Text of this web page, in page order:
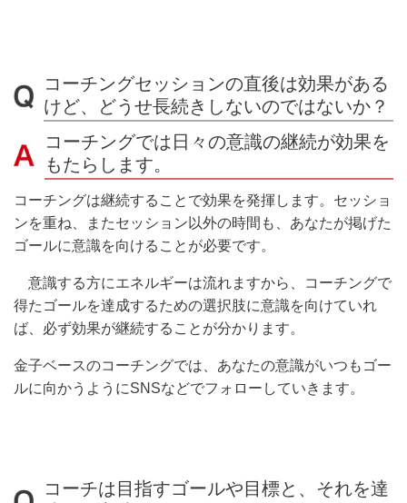
コーチングセッションの直後は効果がある
けど、どうせ長続きしないのではないか？
コーチングでは日々の意識の継続が効果を
もたらします。
コーチングは継続することで効果を発揮します。セッショ
ンを重ね、またセッション以外の時間も、あなたが掲げた
ゴールに意識を向けることが必要です。
意識する方にエネルギーは流れますから、コーチングで
得たゴールを達成するための選択肢に意識を向けていれ
ば、必ず効果が継続することが分かります。
金子ベースのコーチングでは、あなたの意識がいつもゴー
ルに向かうようにSNSなどでフォローしていきます。
コーチは目指すゴールや目標と、それを達